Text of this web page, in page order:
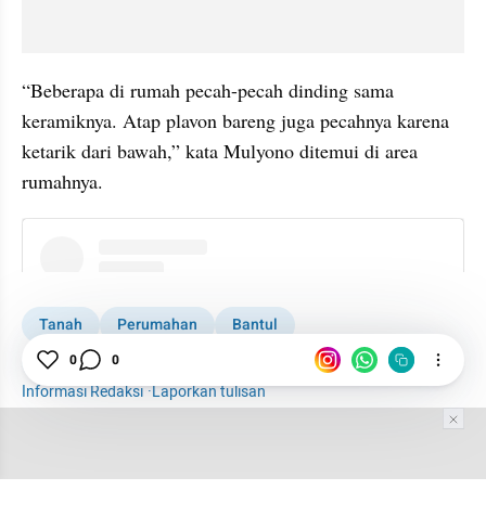
“Beberapa di rumah pecah-pecah dinding sama
keramiknya. Atap plavon bareng juga pecahnya karena
ketarik dari bawah,” kata Mulyono ditemui di area
rumahnya.
Tanah Perumahan
Bantul
Pengembang Properti
Informasi Redaksi·Laporkan tulisan
0 0